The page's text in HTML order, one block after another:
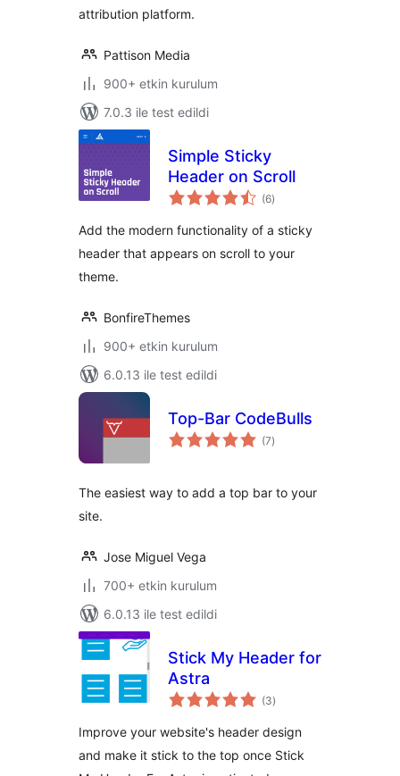
attribution platform.
Pattison Media
900+ etkin kurulum
7.0.3 ile test edildi
Simple Sticky
Header on Scroll
(6toplam
puan
)
Add the modern functionality of a sticky
header that appears on scroll to your
theme.
BonfireThemes
900+ etkin kurulum
6.0.13 ile test edildi
Top-Bar CodeBulls
(7toplam
puan
)
The easiest way to add a top bar to your
site.
Jose Miguel Vega
700+ etkin kurulum
6.0.13 ile test edildi
Stick My Header for
Astra
(3toplam
puan
)
Improve your website's header design
and make it stick to the top once Stick